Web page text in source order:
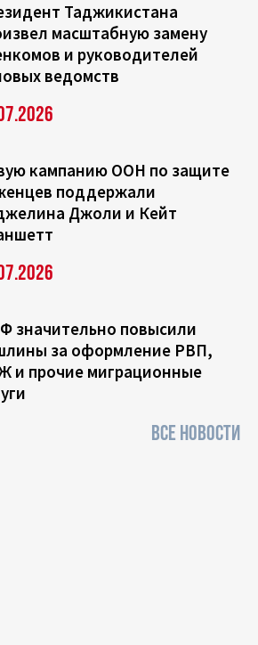
Таджикистана
масштабную замену
и руководителей
ведомств
кампанию ООН по защите
поддержали
Джоли и Кейт
значительно повысили
за оформление РВП,
и прочие миграционные
ВСЕ НОВОСТИ